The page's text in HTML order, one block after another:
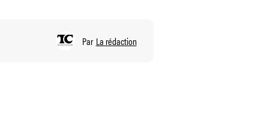
Par La rédaction